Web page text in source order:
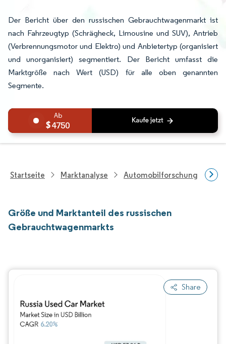
Der Bericht über den russischen Gebrauchtwagenmarkt ist
nach Fahrzeugtyp (Schrägheck, Limousine und SUV), Antrieb
(Verbrennungsmotor und Elektro) und Anbietertyp (organisiert
und unorganisiert) segmentiert. Der Bericht umfasst die
Marktgröße nach Wert (USD) für alle oben genannten
Segmente.
4750
Startseite Marktanalyse Automobilforschung
Größe und Marktanteil des russischen
Gebrauchtwagenmarkts
Share